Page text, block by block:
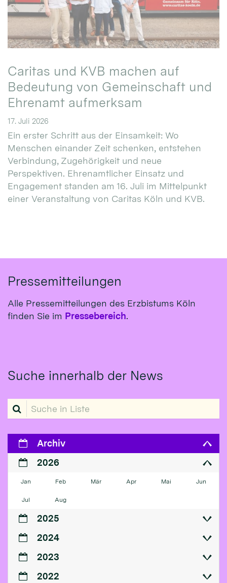
Caritas und KVB machen auf
Bedeutung von Gemeinschaft und
Ehrenamt aufmerksam
17. Juli 2026
Ein erster Schritt aus der Einsamkeit: Wo
Menschen einander Zeit schenken, entstehen
Verbindung, Zugehörigkeit und neue
Perspektiven. Ehrenamtlicher Einsatz und
Engagement standen am 16. Juli im Mittelpunkt
einer Veranstaltung von Caritas Köln und KVB.
Pressemitteilungen
Alle Pressemitteilungen des Erzbistums Köln
finden Sie im Pressebereich.
Suche innerhalb der News
Suche in Liste
Archiv
2026
Jan Feb Mär Apr Mai Jun
Jul Aug
2025
2024
2023
2022